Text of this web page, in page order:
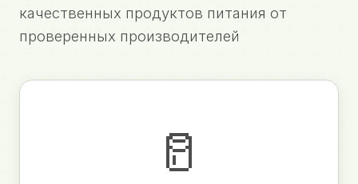
качественных продуктов питания от
проверенных производителей
🥛